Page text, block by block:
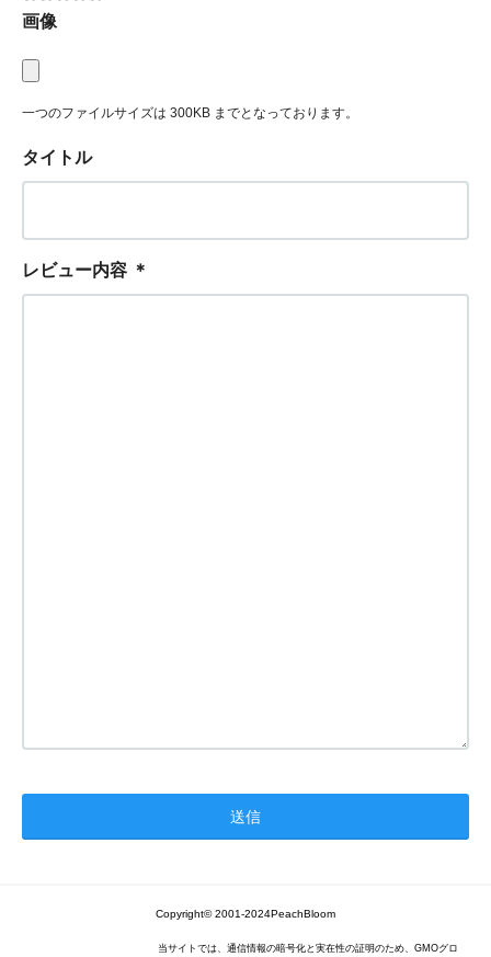
画像
一つのファイルサイズは 300KB までとなっております。
タイトル
レビュー内容 ＊
Copyright© 2001-2024PeachBloom
当サイトでは、通信情報の暗号化と実在性の証明のため、GMOグロ